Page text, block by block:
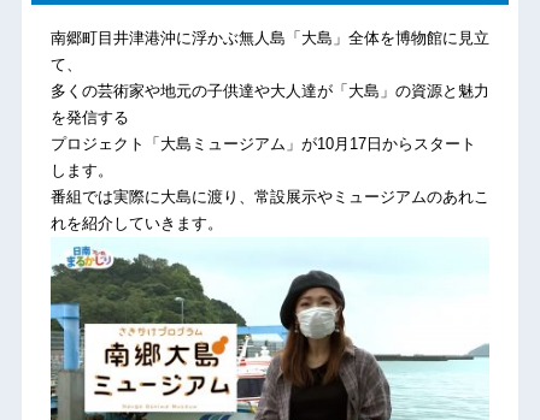
南郷町目井津港沖に浮かぶ無人島「大島」全体を博物館に見立
て、
多くの芸術家や地元の子供達や大人達が「大島」の資源と魅力
を発信する
プロジェクト「大島ミュージアム」が10月17日からスタート
しま す。
番組では実際に大島に渡り、常設展示やミュージアムのあれこ
れを紹介していきます。